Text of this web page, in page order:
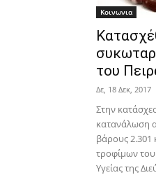
Κοινωνια
του
Δε, 18 Δεκ, 2017
Στην
κατανάλωση
βάρους 2.301
τροφίμων του
Υγείας της